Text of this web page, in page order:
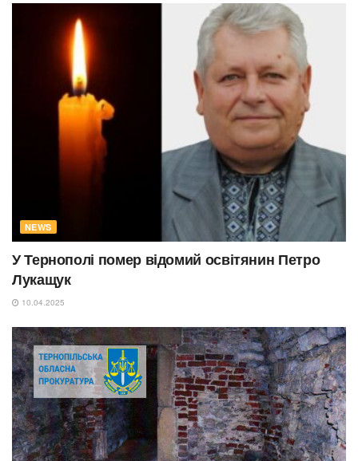
NEWS
У Тернополі помер відомий освітянин Петро
Лукащук
10.04.2025